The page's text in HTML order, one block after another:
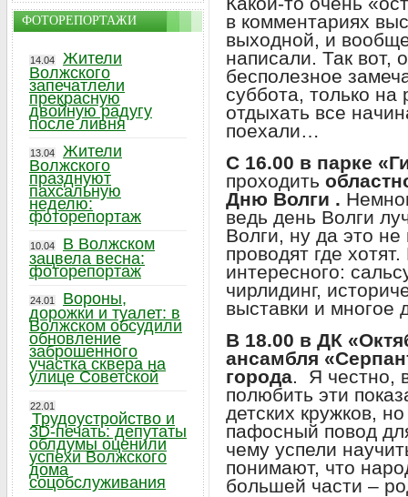
в комментариях
выходной, и
написали. Так вот,
бесполезное
суббота, только
отдыхать все
поехали…
С 16.00 в парке
проходить
Дню Волги .
ведь день Волги
Волги, ну да это не
проводят где
интересного:
чирлидинг,
выставки и многое
В 18.00 в ДК
ансамбля
города. Я честно,
полюбить эти
детских кружков,
пафосный повод
чему успели
понимают, что
большей части –
ФОТОРЕПОРТАЖИ
14.04
Жители
Волжского
запечатлели
прекрасную
двойную радугу
после ливня
13.04
Жители
Волжского
празднуют
пахсальную
неделю:
фоторепортаж
10.04
В Волжском
зацвела весна:
фоторепортаж
24.01
Вороны,
дорожки и туалет: в
Волжском обсудили
обновление
заброшенного
участка сквера на
улице Советской
22.01
Трудоустройство и
3D-печать: депутаты
облдумы оценили
успехи Волжского
дома
соцобслуживания